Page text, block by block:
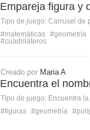
Empareja figura y
Tipo de juego: Carrusel de
#matemáticas #geometría
#cuadriláteros
Creado por Maria A
Encuentra el
Tipo de juego: Encuentra
#figuras #geometría